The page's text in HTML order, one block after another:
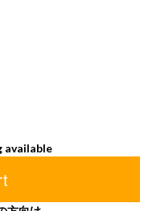
available